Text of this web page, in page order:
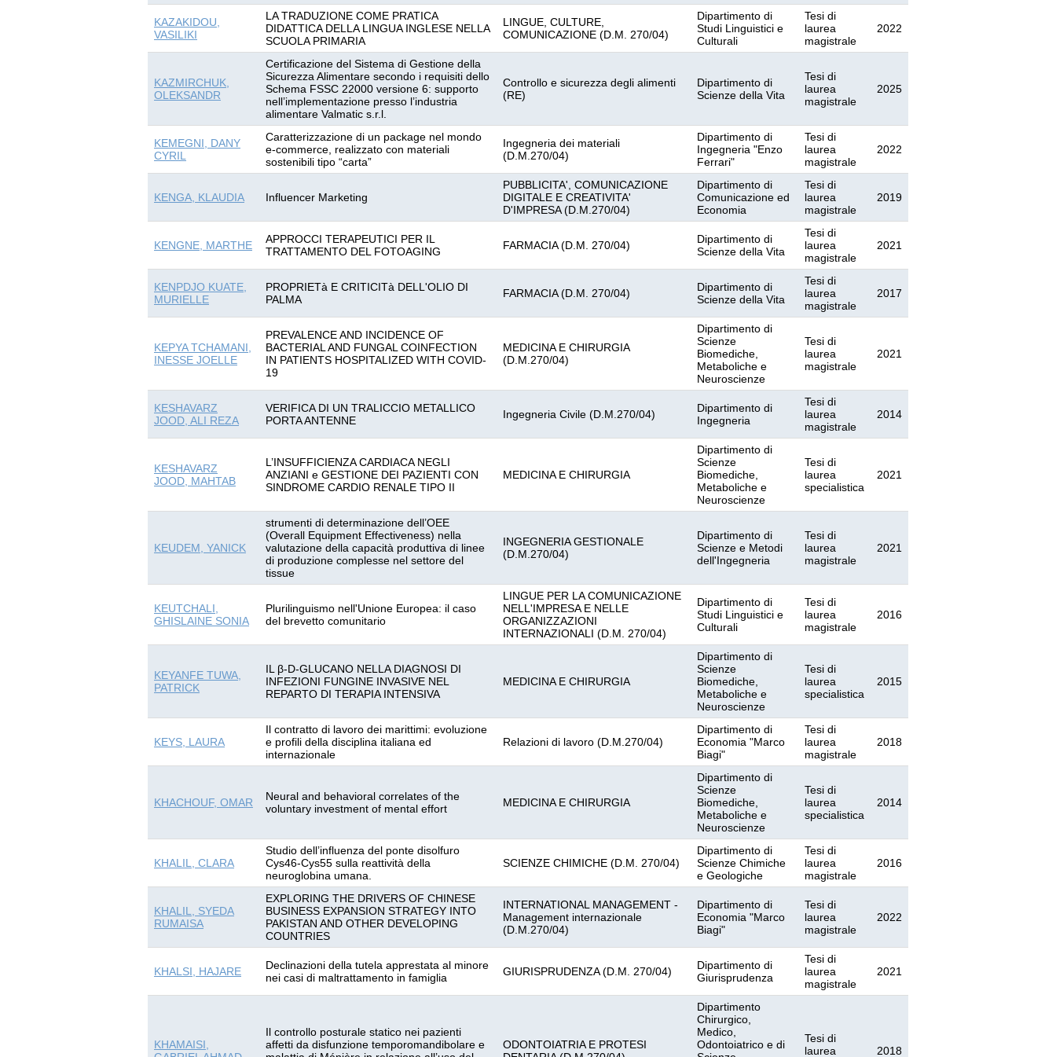
KAZAKIDOU,
VASILIKI
LA TRADUZIONE COME PRATICA
DIDATTICA DELLA LINGUA INGLESE NELLA
SCUOLA PRIMARIA
LINGUE, CULTURE,
COMUNICAZIONE (D.M. 270/04)
Dipartimento di
Studi Linguistici e
Culturali
Tesi di
laurea
magistrale
2022
KAZMIRCHUK,
OLEKSANDR
Certificazione del Sistema di Gestione della
Sicurezza Alimentare secondo i requisiti dello
Schema FSSC 22000 versione 6: supporto
nell’implementazione presso l’industria
alimentare Valmatic s.r.l.
Controllo e sicurezza degli alimenti
(RE)
Dipartimento di
Scienze della Vita
Tesi di
laurea
magistrale
2025
KEMEGNI, DANY
CYRIL
Caratterizzazione di un package nel mondo
e-commerce, realizzato con materiali
sostenibili tipo “carta”
Ingegneria dei materiali
(D.M.270/04)
Dipartimento di
Ingegneria "Enzo
Ferrari"
Tesi di
laurea
magistrale
2022
KENGA, KLAUDIA Influencer Marketing
PUBBLICITA', COMUNICAZIONE
DIGITALE E CREATIVITA'
D'IMPRESA (D.M.270/04)
Dipartimento di
Comunicazione ed
Economia
Tesi di
laurea
magistrale
2019
KENGNE, MARTHE
APPROCCI TERAPEUTICI PER IL
TRATTAMENTO DEL FOTOAGING
FARMACIA (D.M. 270/04)
Dipartimento di
Scienze della Vita
Tesi di
laurea
magistrale
2021
KENPDJO KUATE,
MURIELLE
PROPRIETà E CRITICITà DELL'OLIO DI
PALMA
FARMACIA (D.M. 270/04)
Dipartimento di
Scienze della Vita
Tesi di
laurea
magistrale
2017
KEPYA TCHAMANI,
INESSE JOELLE
PREVALENCE AND INCIDENCE OF
BACTERIAL AND FUNGAL COINFECTION
IN PATIENTS HOSPITALIZED WITH COVID-
19
MEDICINA E CHIRURGIA
(D.M.270/04)
Dipartimento di
Scienze
Biomediche,
Metaboliche e
Neuroscienze
Tesi di
laurea
magistrale
2021
KESHAVARZ
JOOD, ALI REZA
VERIFICA DI UN TRALICCIO METALLICO
PORTA ANTENNE
Ingegneria Civile (D.M.270/04)
Dipartimento di
Ingegneria
Tesi di
laurea
magistrale
2014
KESHAVARZ
JOOD, MAHTAB
L’INSUFFICIENZA CARDIACA NEGLI
ANZIANI e GESTIONE DEI PAZIENTI CON
SINDROME CARDIO RENALE TIPO II
MEDICINA E CHIRURGIA
Dipartimento di
Scienze
Biomediche,
Metaboliche e
Neuroscienze
Tesi di
laurea
specialistica
2021
KEUDEM, YANICK
strumenti di determinazione dell’OEE
(Overall Equipment Effectiveness) nella
valutazione della capacità produttiva di linee
di produzione complesse nel settore del
tissue
INGEGNERIA GESTIONALE
(D.M.270/04)
Dipartimento di
Scienze e Metodi
dell'Ingegneria
Tesi di
laurea
magistrale
2021
KEUTCHALI,
GHISLAINE SONIA
Plurilinguismo nell'Unione Europea: il caso
del brevetto comunitario
LINGUE PER LA COMUNICAZIONE
NELL'IMPRESA E NELLE
ORGANIZZAZIONI
INTERNAZIONALI (D.M. 270/04)
Dipartimento di
Studi Linguistici e
Culturali
Tesi di
laurea
magistrale
2016
KEYANFE TUWA,
PATRICK
IL β-D-GLUCANO NELLA DIAGNOSI DI
INFEZIONI FUNGINE INVASIVE NEL
REPARTO DI TERAPIA INTENSIVA
MEDICINA E CHIRURGIA
Dipartimento di
Scienze
Biomediche,
Metaboliche e
Neuroscienze
Tesi di
laurea
specialistica
2015
KEYS, LAURA
Il contratto di lavoro dei marittimi: evoluzione
e profili della disciplina italiana ed
internazionale
Relazioni di lavoro (D.M.270/04)
Dipartimento di
Economia "Marco
Biagi"
Tesi di
laurea
magistrale
2018
KHACHOUF, OMAR
Neural and behavioral correlates of the
voluntary investment of mental effort
MEDICINA E CHIRURGIA
Dipartimento di
Scienze
Biomediche,
Metaboliche e
Neuroscienze
Tesi di
laurea
specialistica
2014
KHALIL, CLARA
Studio dell’influenza del ponte disolfuro
Cys46-Cys55 sulla reattività della
neuroglobina umana.
SCIENZE CHIMICHE (D.M. 270/04)
Dipartimento di
Scienze Chimiche
e Geologiche
Tesi di
laurea
magistrale
2016
KHALIL, SYEDA
RUMAISA
EXPLORING THE DRIVERS OF CHINESE
BUSINESS EXPANSION STRATEGY INTO
PAKISTAN AND OTHER DEVELOPING
COUNTRIES
INTERNATIONAL MANAGEMENT -
Management internazionale
(D.M.270/04)
Dipartimento di
Economia "Marco
Biagi"
Tesi di
laurea
magistrale
2022
KHALSI, HAJARE
Declinazioni della tutela apprestata al minore
nei casi di maltrattamento in famiglia
GIURISPRUDENZA (D.M. 270/04)
Dipartimento di
Giurisprudenza
Tesi di
laurea
magistrale
2021
KHAMAISI,
Il controllo posturale statico nei pazienti
affetti da disfunzione temporomandibolare e
ODONTOIATRIA E PROTESI
Dipartimento
Chirurgico,
Medico,
Odontoiatrico e di
Tesi di
laurea
2018